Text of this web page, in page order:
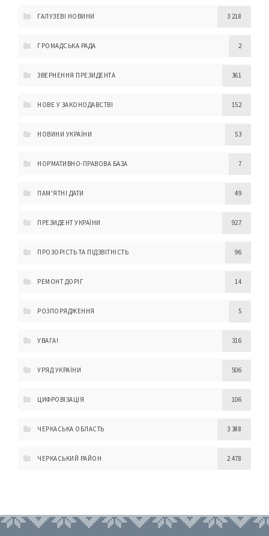
ГАЛУЗЕВІ НОВИНИ 3 218
ГРОМАДСЬКА РАДА 2
ЗВЕРНЕННЯ ПРЕЗИДЕНТА 361
НОВЕ У ЗАКОНОДАВСТВІ 152
НОВИНИ УКРАЇНИ 53
НОРМАТИВНО-ПРАВОВА БАЗА 7
ПАМ'ЯТНІ ДАТИ 49
ПРЕЗИДЕНТ УКРАЇНИ 927
ПРОЗОРІСТЬ ТА ПІДЗВІТНІСТЬ 96
РЕМОНТ ДОРІГ 14
РОЗПОРЯДЖЕННЯ 5
УВАГА! 316
УРЯД УКРАЇНИ 506
ЦИФРОВІЗАЦІЯ 106
ЧЕРКАСЬКА ОБЛАСТЬ 3 388
ЧЕРКАСЬКИЙ РАЙОН 2 478